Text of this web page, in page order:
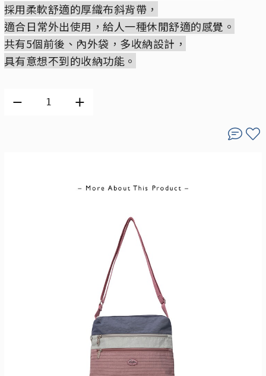
採用柔軟舒適的厚織布斜背帶，
適合日常外出使用，給人一種休閒舒適的感覺。
共有5個前後、內外袋，多收納設計，
具有意想不到的收納功能。